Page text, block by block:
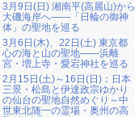
3月9日(日) 湘南平(高麗山)から
大磯海岸へ――「日輪の御神
体」の聖地を巡る
3月6日(木)、22日(土) 東京都
心の海と山の聖地――浜離
宮・増上寺・愛宕神社を巡る
2月15日(土)～16日(日)：日本
三景・松島と伊達政宗ゆかり
の仙台の聖地自然めぐり～中
世東北随一の霊場・奥州の高